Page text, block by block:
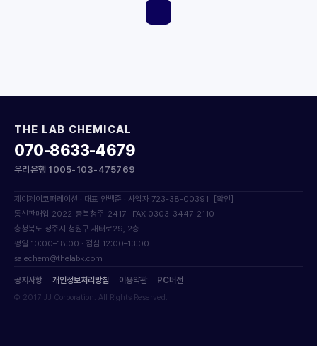
THE LAB CHEMICAL
070-8633-4679
우리은행 1005-103-475769
제이제이코퍼레이션 · 대표 안백준 · 사업자 723-38-00391
[확인]
통신판매업 2022-충북청주-2417 · FAX 0303-3447-2110
충청북도 청주시 청원구 새터로29, 2층
평일 10:00–18:00 · 점심 12:00–13:00
salechem@thelabk.com
공지사항 개인정보처리방침 이용약관 PC버전
© 2017 JJ Corporation. All Rights Reserved.